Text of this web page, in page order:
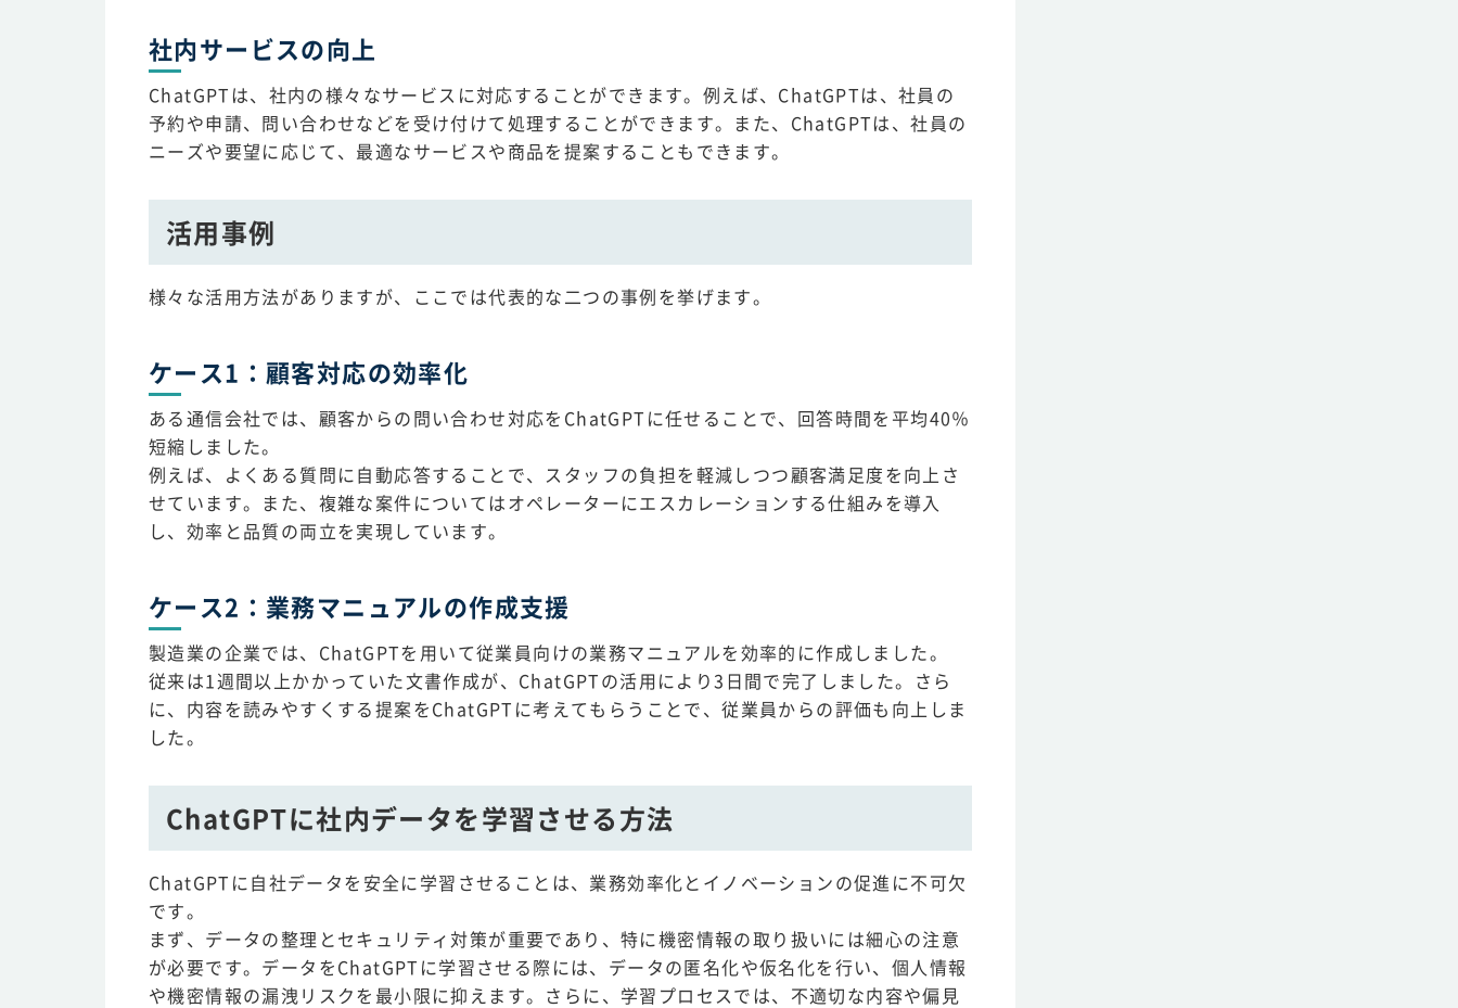
社内サービスの向上
ChatGPTは、社内の様々なサービスに対応することができます。例えば、ChatGPTは、社員の
予約や申請、問い合わせなどを受け付けて処理することができます。また、ChatGPTは、社員の
ニーズや要望に応じて、最適なサービスや商品を提案することもできます。
活用事例
様々な活用方法がありますが、ここでは代表的な二つの事例を挙げます。
ケース1：顧客対応の効率化
ある通信会社では、顧客からの問い合わせ対応をChatGPTに任せることで、回答時間を平均40％
短縮しました。
例えば、よくある質問に自動応答することで、スタッフの負担を軽減しつつ顧客満足度を向上さ
せています。また、複雑な案件についてはオペレーターにエスカレーションする仕組みを導入
し、効率と品質の両立を実現しています。
ケース2：業務マニュアルの作成支援
製造業の企業では、ChatGPTを用いて従業員向けの業務マニュアルを効率的に作成しました。
従来は1週間以上かかっていた文書作成が、ChatGPTの活用により3日間で完了しました。さら
に、内容を読みやすくする提案をChatGPTに考えてもらうことで、従業員からの評価も向上しま
した。
ChatGPTに社内データを学習させる方法
ChatGPTに自社データを安全に学習させることは、業務効率化とイノベーションの促進に不可欠
です。
まず、データの整理とセキュリティ対策が重要であり、特に機密情報の取り扱いには細心の注意
が必要です。データをChatGPTに学習させる際には、データの匿名化や仮名化を行い、個人情報
や機密情報の漏洩リスクを最小限に抑えます。さらに、学習プロセスでは、不適切な内容や偏見